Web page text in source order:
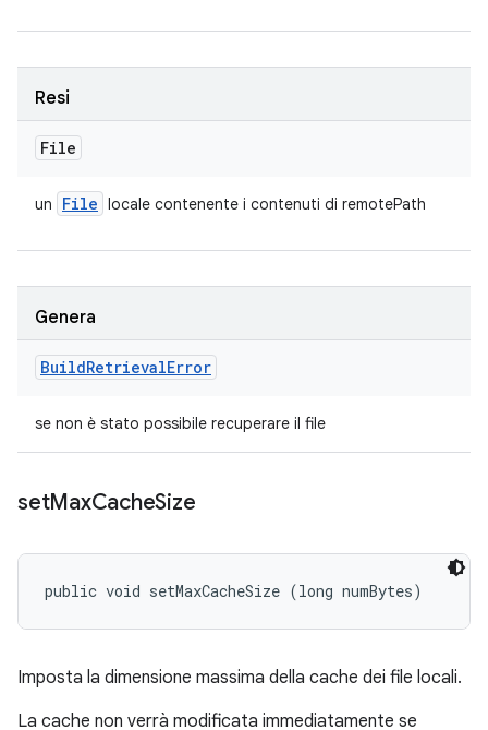
Resi
File
un File locale contenente i contenuti di remotePath
Genera
BuildRetrievalError
se non è stato possibile recuperare il file
setMaxCacheSize
public void setMaxCacheSize (long numBytes)
Imposta la dimensione massima della cache dei file locali.
La cache non verrà modificata immediatamente se